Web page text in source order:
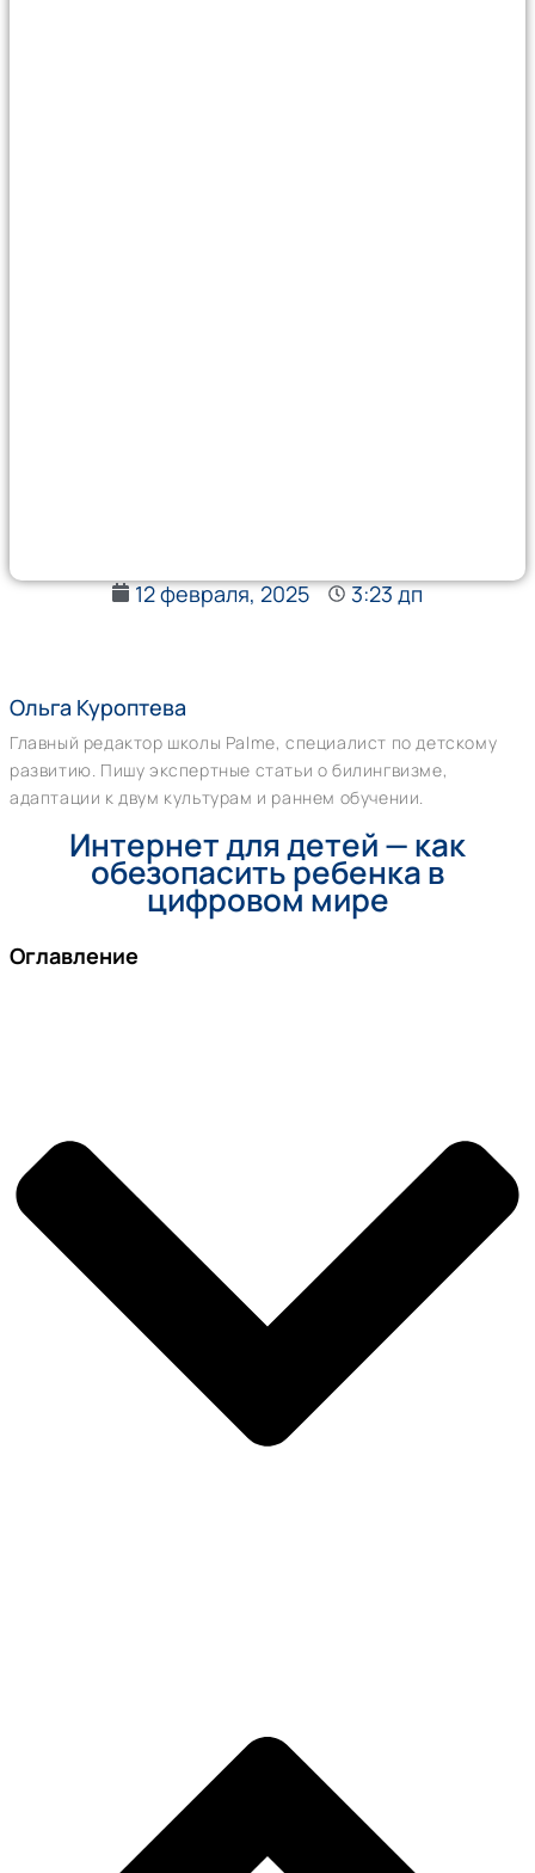
12 февраля, 2025 3:23 дп
Ольга Куроптева
Главный редактор школы Palme, специалист по детскому
развитию. Пишу экспертные статьи о билингвизме,
адаптации к двум культурам и раннем обучении.
Интернет для детей — как
обезопасить ребенка в
цифровом мире
Оглавление